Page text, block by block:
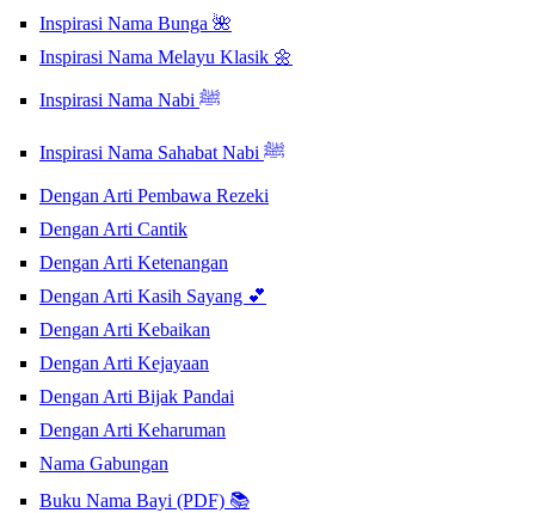
Inspirasi Nama Bunga 🌺
Inspirasi Nama Melayu Klasik 🌼
Inspirasi Nama Nabi ﷺ
Inspirasi Nama Sahabat Nabi ﷺ
Dengan Arti Pembawa Rezeki
Dengan Arti Cantik
Dengan Arti Ketenangan
Dengan Arti Kasih Sayang 💕
Dengan Arti Kebaikan
Dengan Arti Kejayaan
Dengan Arti Bijak Pandai
Dengan Arti Keharuman
Nama Gabungan
Buku Nama Bayi (PDF) 📚